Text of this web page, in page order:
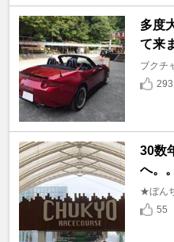
多度
て来
ブクチ
293
30数
へ。
★ぼん
55